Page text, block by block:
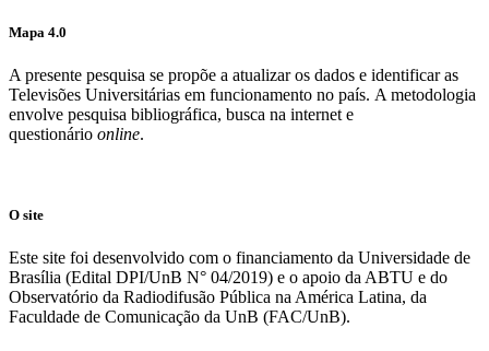
Mapa 4.0
A presente pesquisa se propõe a atualizar os dados e identificar as
Televisões Universitárias em funcionamento no país. A metodologia
envolve pesquisa bibliográfica, busca na internet e
questionário online.
O site
Este site foi desenvolvido com o financiamento da Universidade de
Brasília (Edital DPI/UnB N° 04/2019) e o apoio da ABTU e do
Observatório da Radiodifusão Pública na América Latina, da
Faculdade de Comunicação da UnB (FAC/UnB).